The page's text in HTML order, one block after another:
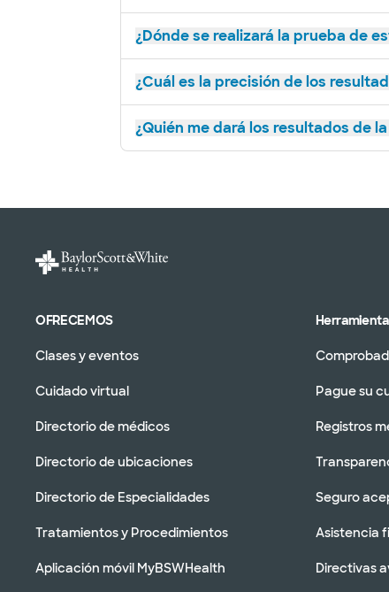
¿Dónde se realizará la prueba de
¿Cuál es la precisión de los
¿Quién me dará los resultados de
OFRECEMOS
Clases y eventos
Cuidado virtual
Directorio de médicos
Directorio de ubicaciones
Directorio de Especialidades
Tratamientos y Procedimientos
Aplicación móvil MyBSWHealth
Pague su
Registros
Seguro
Asistencia
Directivas